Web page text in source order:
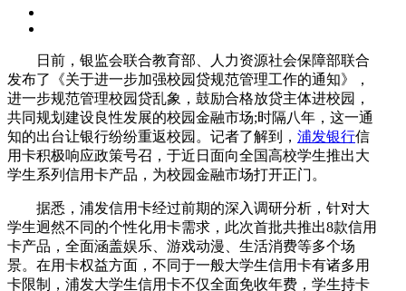
日前，银监会联合教育部、人力资源社会保障部联合
发布了《关于进一步加强校园贷规范管理工作的通知》，
进一步规范管理校园贷乱象，鼓励合格放贷主体进校园，
共同规划建设良性发展的校园金融市场;时隔八年，这一通
知的出台让银行纷纷重返校园。记者了解到， 浦发银行信
用卡积极响应政策号召，于近日面向全国高校学生推出大
学生系列信用卡产品，为校园金融市场打开正门。
据悉，浦发信用卡经过前期的深入调研分析，针对大
学生迥然不同的个性化用卡需求，此次首批共推出8款信用
卡产品，全面涵盖娱乐、游戏动漫、生活消费等多个场
景。在用卡权益方面，不同于一般大学生信用卡有诸多用
卡限制，浦发大学生信用卡不仅全面免收年费，学生持卡